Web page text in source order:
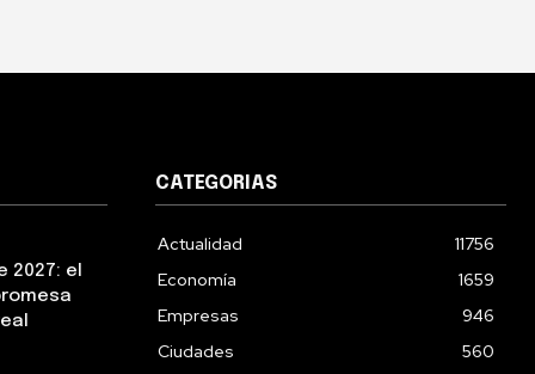
2027: el
CATEGORIAS
Actualidad
11756
Economía
1659
Empresas
946
Ciudades
560